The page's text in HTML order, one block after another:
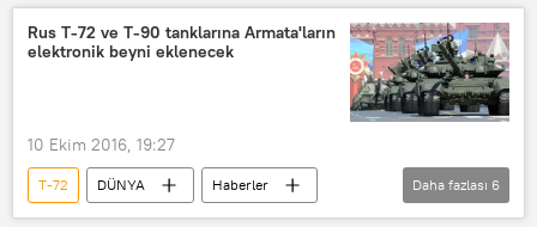
Rus T-72 ve T-90 tanklarına Armata'ların
elektronik beyni eklenecek
10 Ekim 2016, 19:27
T-72 DÜNYA
Haberler
Rusya
İzvestiya
Daha fazlası 6